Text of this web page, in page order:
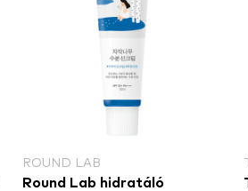
ROUND LAB
Round Lab hidratáló